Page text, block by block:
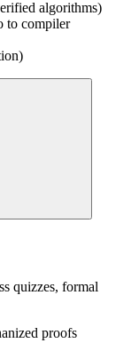
algorithms)
to compiler
quizzes, formal
proofs